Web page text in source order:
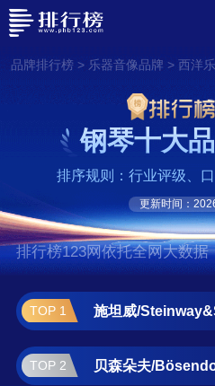
品牌排行榜> 乐器音像品牌 > 西洋
钢琴十大
排序规则：行业评级、
更新时间：
排行榜123网依托全网大数据
口碑评价等多项指数评选出
行榜,前十名分别是施坦威/
森朵夫/Bösendorfer、法奇奥
斯坦/C. Bechstein、博兰斯勒
格列泊/Steingraeber、卡瓦依
TOP 1 施坦威/
TOP 2 贝森朵夫/